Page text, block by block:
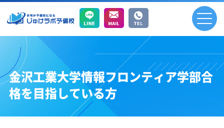
金沢工業大学情報フロンティア学部合
格を目指している方